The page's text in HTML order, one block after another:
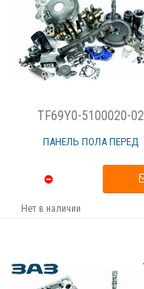
TF69Y0-5100020-02
ПАНЕЛЬ ПОЛА ПЕРЕД
Нет в наличии